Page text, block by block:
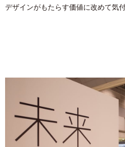
デザインがもたらす価値に改めて気